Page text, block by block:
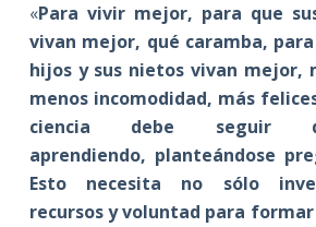
«Para vivir mejor, para que
vivan mejor, qué caramba,
hijos y sus nietos vivan mejor,
menos incomodidad, más
ciencia debe seguir
aprendiendo, planteándose
Esto necesita no sólo
recursos y voluntad para